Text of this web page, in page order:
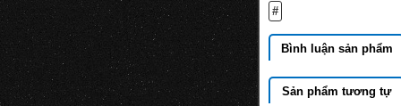
#
Bình luận sản phẩm
Sản phẩm tương tự